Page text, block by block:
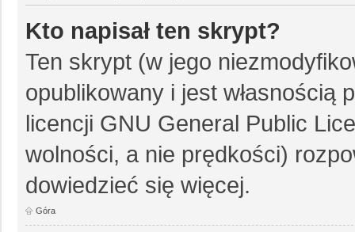
Kto napisał ten skrypt?
Ten skrypt (w jego
opublikowany i jest własnością
licencji GNU General Public
wolności, a nie prędkości)
dowiedzieć się więcej.
Góra